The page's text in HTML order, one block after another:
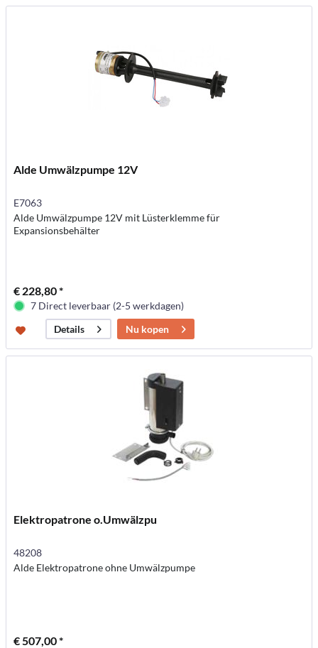
Alde Umwälzpumpe 12V
E7063
Alde Umwälzpumpe 12V mit Lüsterklemme für
Expansionsbehälter
€ 228,80 *
7 Direct leverbaar (2-5 werkdagen)
Details
Nu kopen
Elektropatrone o.Umwälzpu
48208
Alde Elektropatrone ohne Umwälzpumpe
€ 507,00 *